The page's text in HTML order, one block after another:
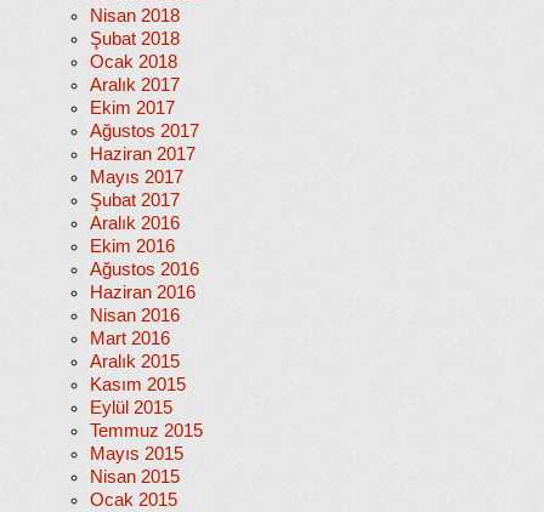
Nisan 2018
Şubat 2018
Ocak 2018
Aralık 2017
Ekim 2017
Ağustos 2017
Haziran 2017
Mayıs 2017
Şubat 2017
Aralık 2016
Ekim 2016
Ağustos 2016
Haziran 2016
Nisan 2016
Mart 2016
Aralık 2015
Kasım 2015
Eylül 2015
Temmuz 2015
Mayıs 2015
Nisan 2015
Ocak 2015